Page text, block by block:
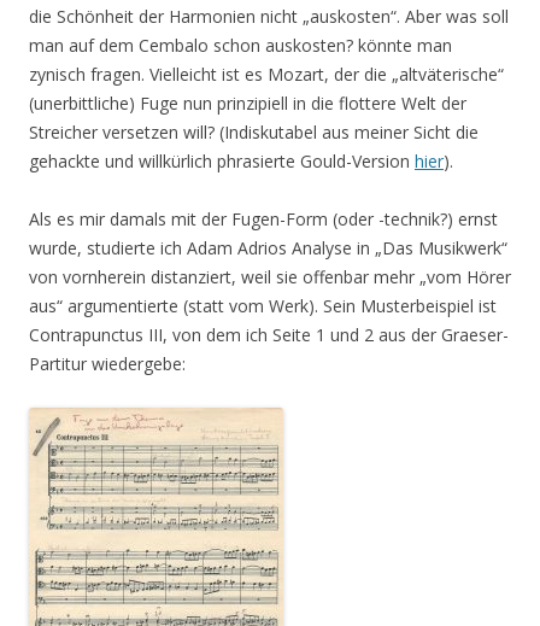
die Schönheit der Harmonien nicht „auskosten“. Aber was soll
man auf dem Cembalo schon auskosten? könnte man
zynisch fragen. Vielleicht ist es Mozart, der die „altväterische“
(unerbittliche) Fuge nun prinzipiell in die flottere Welt der
Streicher versetzen will? (Indiskutabel aus meiner Sicht die
gehackte und willkürlich phrasierte Gould-Version hier).
Als es mir damals mit der Fugen-Form (oder -technik?) ernst
wurde, studierte ich Adam Adrios Analyse in „Das Musikwerk“
von vornherein distanziert, weil sie offenbar mehr „vom Hörer
aus“ argumentierte (statt vom Werk). Sein Musterbeispiel ist
Contrapunctus III, von dem ich Seite 1 und 2 aus der Graeser-
Partitur wiedergebe: